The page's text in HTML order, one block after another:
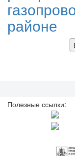
районе
Полезные ссылки: